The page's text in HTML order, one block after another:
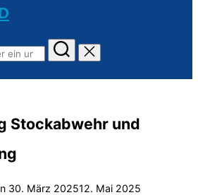
Stockabwehr und
Veröffentlicht
30. März 202512. Mai 2025